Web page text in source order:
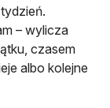
– wylicza
czasem
albo kolejne